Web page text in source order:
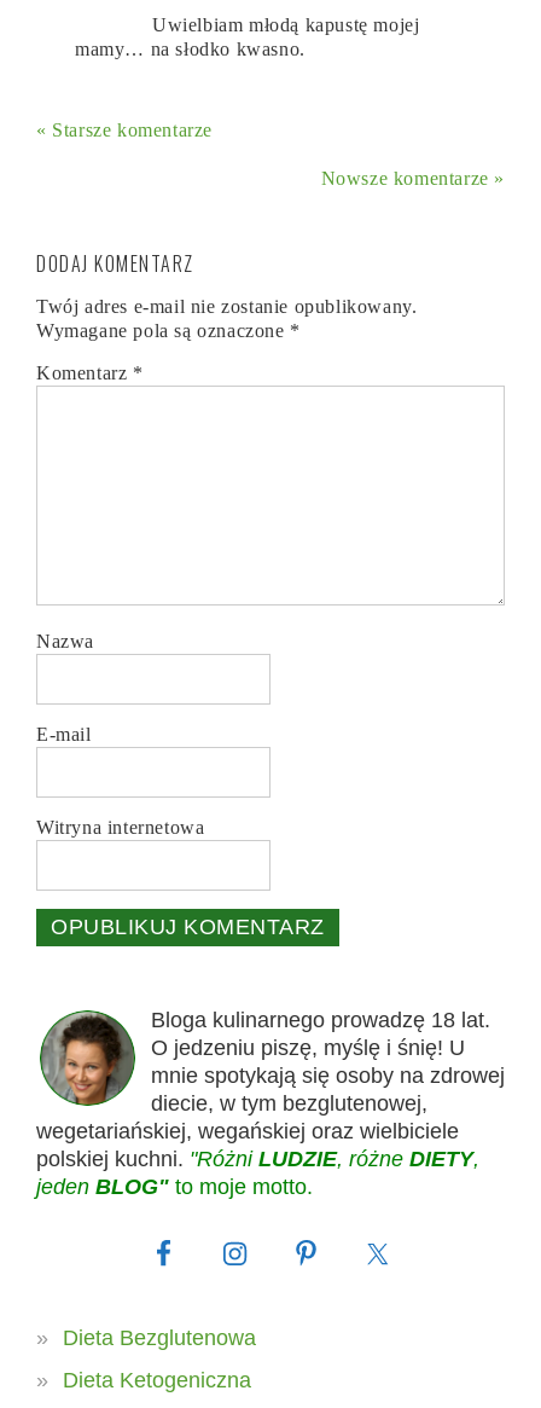
Uwielbiam młodą kapustę mojej
mamy… na słodko kwasno.
« Starsze komentarze
Nowsze komentarze »
DODAJ KOMENTARZ
Twój adres e-mail nie zostanie opublikowany.
Wymagane pola są oznaczone *
Komentarz *
Nazwa
E-mail
Witryna internetowa
Bloga kulinarnego prowadzę 18 lat.
O jedzeniu piszę, myślę i śnię! U
mnie spotykają się osoby na zdrowej
diecie, w tym bezglutenowej,
wegetariańskiej, wegańskiej oraz wielbiciele
polskiej kuchni. "Różni LUDZIE, różne DIETY,
jeden BLOG" to moje motto.
Dieta Bezglutenowa
Dieta Ketogeniczna